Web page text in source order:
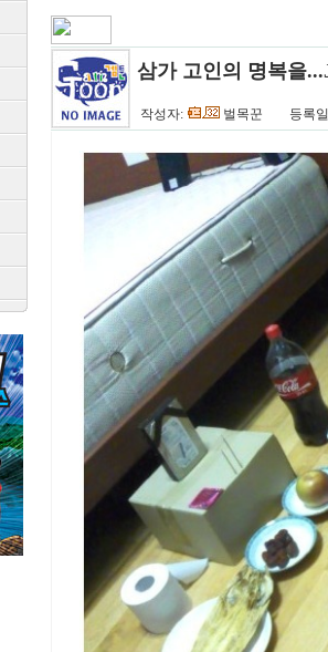
삼가 고인의 명복을
작성자: 벌목꾼 등록